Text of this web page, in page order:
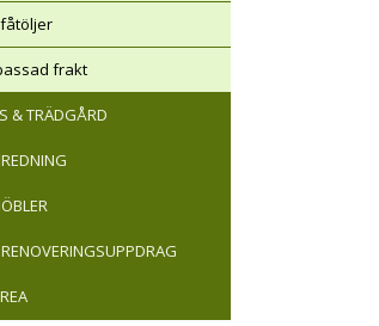
frakt
& TRÄDGÅRD